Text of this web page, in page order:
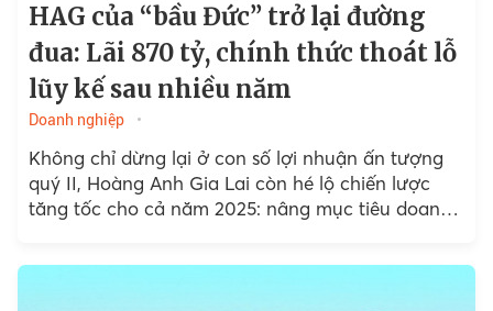
HAG của “bầu Đức” trở lại đường
đua: Lãi 870 tỷ, chính thức thoát lỗ
lũy kế sau nhiều năm
Doanh nghiệp
Không chỉ dừng lại ở con số lợi nhuận ấn tượng
quý II, Hoàng Anh Gia Lai còn hé lộ chiến lược
tăng tốc cho cả năm 2025: nâng mục tiêu doanh